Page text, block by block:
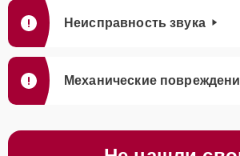
Неисправность звука
Механические